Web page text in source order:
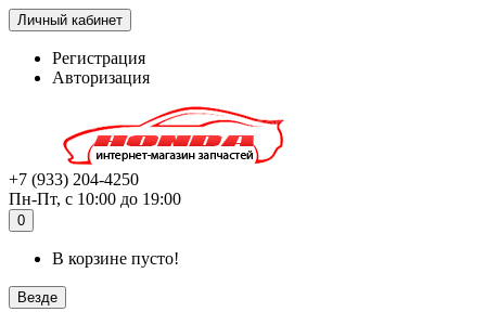
Личный кабинет
Регистрация
Авторизация
+7 (933) 204-4250
Пн-Пт, с 10:00 до 19:00
0
В корзине пусто!
Везде